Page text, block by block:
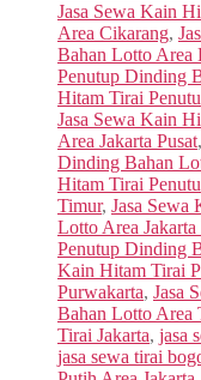
Jasa Sewa Kain
Area Cikarang,
Bahan Lotto Area
Penutup Dinding
Hitam Tirai
Jasa Sewa Kain
Area Jakarta Pusat,
Dinding Bahan
Hitam Tirai
Timur, Jasa Sewa
Lotto Area Jakarta
Penutup Dinding
Kain Hitam Tirai
Purwakarta, Jasa
Bahan Lotto Area
Tirai Jakarta, jasa
jasa sewa tirai